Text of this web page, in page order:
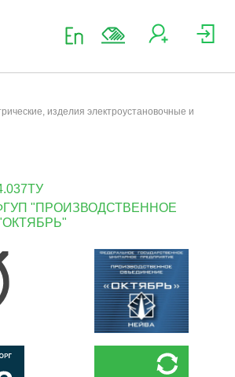
изделия электроустановочные и
"ПРОИЗВОДСТВЕННОЕ